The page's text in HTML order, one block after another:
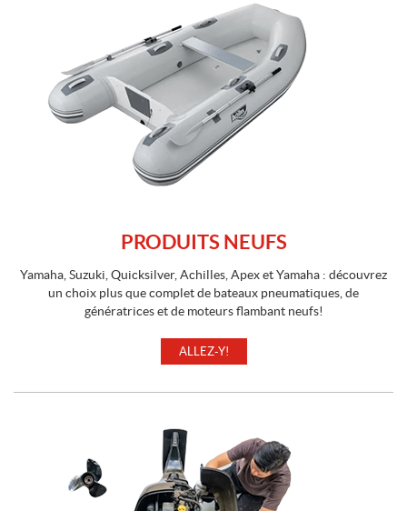
PRODUITS NEUFS
Yamaha, Suzuki, Quicksilver, Achilles, Apex et Yamaha : découvrez
un choix plus que complet de bateaux pneumatiques, de
génératrices et de moteurs flambant neufs!
ALLEZ-Y!